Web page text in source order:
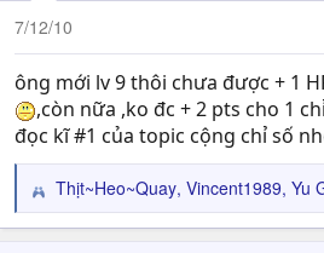
7/12/10
ông mới lv 9 thôi chưa được + 1
,còn nữa ,ko đc + 2 pts cho 1
đọc kĩ #1 của topic cộng chỉ số
R
e
Thịt~Heo~Quay, Vincent1989, Yu